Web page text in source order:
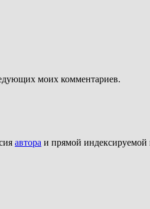
моих комментариев.
автора и прямой индексируемой